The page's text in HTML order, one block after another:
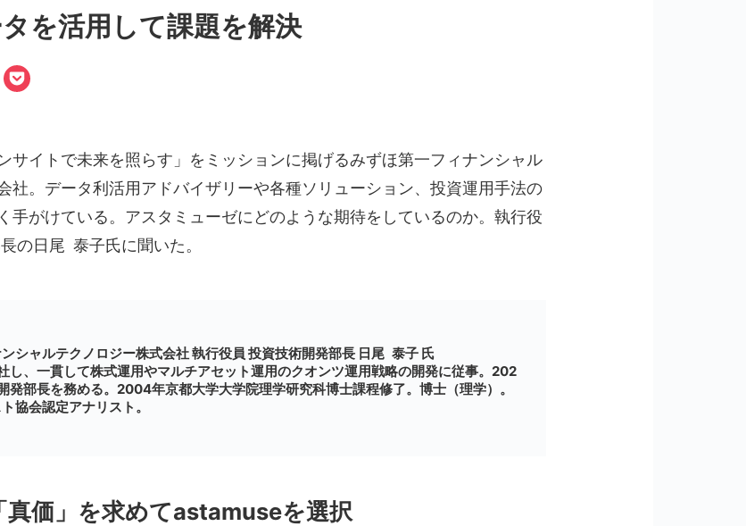
を活用して課題を解決
サイトで未来を照らす」をミッションに掲げるみずほ第一フィナンシャル
社。データ利活用アドバイザリーや各種ソリューション、投資運用手法の
手がけている。アスタミューゼにどのような期待をしているのか。執行役
の日尾 泰子氏に聞いた。
シャルテクノロジー株式会社 執行役員 投資技術開発部長 日尾 泰子 氏
し、一貫して株式運用やマルチアセット運用のクオンツ運用戦略の開発に従事。202
発部長を務める。2004年京都大学大学院理学研究科博士課程修了。博士（理学）。
協会認定アナリスト。
真価」を求めてastamuseを選択